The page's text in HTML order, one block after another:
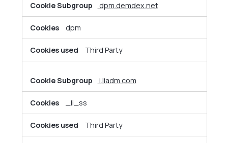
dpm.demdex.net
dpm
Third Party
i.liadm.com
_li_ss
Third Party